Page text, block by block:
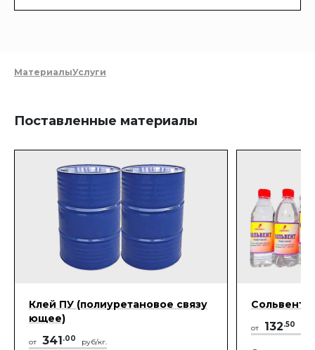
МатериалыУслуги
Поставленные материалы
Клей ПУ (полиуретановое связу
ющее)
от 341.00 руб/кг.
Сольвент
от 132.50